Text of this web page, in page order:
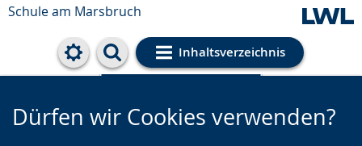
Schule am Marsbruch
Inhaltsverzeichnis
Cookie-Einstellungen
Dürfen wir Cookies verwenden?